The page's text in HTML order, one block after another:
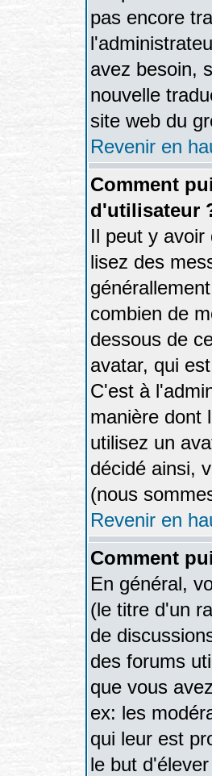
pas encore
avez besoin,
nouvelle
site web du
Revenir en
Comment
d'utilisateur
Il peut y
lisez des
combien de
dessous de
avatar, qui
C'est à
manière dont
utilisez un
décidé ainsi,
(nous
Revenir en
Comment
En général,
(le titre d'un
de
des forums
que vous
ex: les
qui leur est
le but